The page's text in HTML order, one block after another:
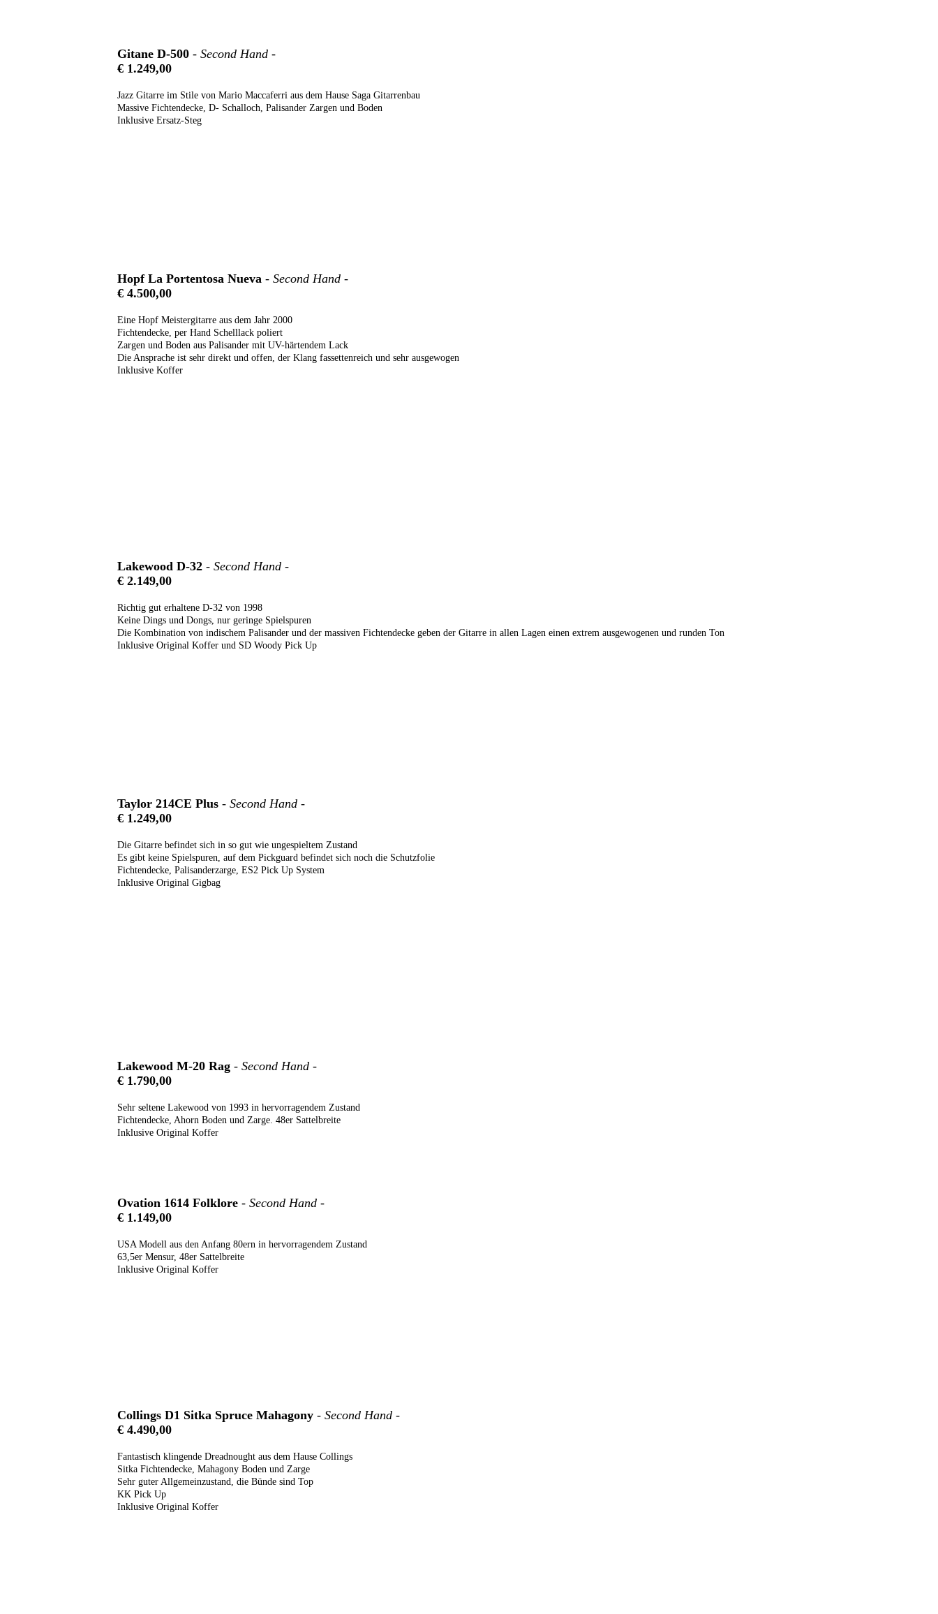
Gitane D-500 - Second Hand -
€ 1.249,00
Jazz Gitarre im Stile von Mario Maccaferri aus dem Hause Saga Gitarrenbau
Massive Fichtendecke, D- Schalloch, Palisander Zargen und Boden
Inklusive Ersatz-Steg
Hopf La Portentosa Nueva - Second Hand -
€ 4.500,00
Eine Hopf Meistergitarre aus dem Jahr 2000
Fichtendecke, per Hand Schelllack poliert
Zargen und Boden aus Palisander mit UV-härtendem Lack
Die Ansprache ist sehr direkt und offen, der Klang fassettenreich und sehr ausgewogen
Inklusive Koffer
Lakewood D-32 - Second Hand -
€ 2.149,00
Richtig gut erhaltene D-32 von 1998
Keine Dings und Dongs, nur geringe Spielspuren
Die Kombination von indischem Palisander und der massiven Fichtendecke geben der Gitarre in allen Lagen einen extrem ausgewogenen und runden Ton
Inklusive Original Koffer und SD Woody Pick Up
Taylor 214CE Plus - Second Hand -
€ 1.249,00
Die Gitarre befindet sich in so gut wie ungespieltem Zustand
Es gibt keine Spielspuren, auf dem Pickguard befindet sich noch die Schutzfolie
Fichtendecke, Palisanderzarge, ES2 Pick Up System
Inklusive Original Gigbag
Lakewood M-20 Rag - Second Hand -
€ 1.790,00
Sehr seltene Lakewood von 1993 in hervorragendem Zustand
Fichtendecke, Ahorn Boden und Zarge. 48er Sattelbreite
Inklusive Original Koffer
Ovation 1614 Folklore - Second Hand -
€ 1.149,00
USA Modell aus den Anfang 80ern in hervorragendem Zustand
63,5er Mensur, 48er Sattelbreite
Inklusive Original Koffer
Collings D1 Sitka Spruce Mahagony - Second Hand -
€ 4.490,00
Fantastisch klingende Dreadnought aus dem Hause Collings
Sitka Fichtendecke, Mahagony Boden und Zarge
Sehr guter Allgemeinzustand, die Bünde sind Top
KK Pick Up
Inklusive Original Koffer